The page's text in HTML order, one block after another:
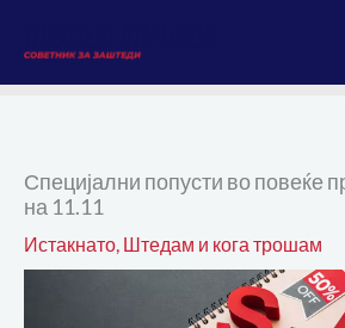
content
Специјални попусти во повеќе
на 11.11
Истакнато, Штедам и кога трошам